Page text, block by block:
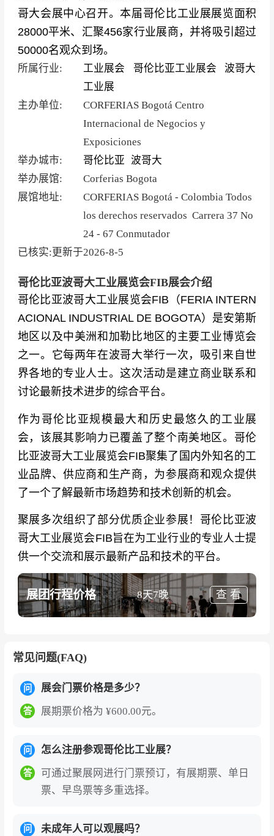
哥大会展中心召开。本届哥伦比工业展展览面积
28000平米、汇聚456家行业展商，并将吸引超过
50000名观众到场。
所属行业: 工业展会 哥伦比亚工业展会
波哥大
工业展
主办单位:
CORFERIAS Bogotá Centro
Internacional de Negocios y
Exposiciones
举办城市:
哥伦比亚
波哥大
举办展馆:
Corferias Bogota
展馆地址:
CORFERIAS Bogotá - Colombia Todos
los derechos reservados Carrera 37 No
24 - 67 Conmutador
已核实:更新于2026-8-5
哥伦比亚波哥大工业展览会FIB展会介绍
哥伦比亚波哥大工业展览会FIB（FERIA INTERN
ACIONAL INDUSTRIAL DE BOGOTA）是安第斯
地区以及中美洲和加勒比地区的主要工业博览会
之一。它每两年在波哥大举行一次，吸引来自世
界各地的专业人士。这次活动是建立商业联系和
讨论最新技术进步的综合平台。
作为哥伦比亚规模最大和历史最悠久的工业展
会，该展其影响力已覆盖了整个南美地区。哥伦
比亚波哥大工业展览会FIB聚集了国内外知名的工
业品牌、供应商和生产商，为参展商和观众提供
了一个了解最新市场趋势和技术创新的机会。
聚展多次组织了部分优质企业参展！哥伦比亚波
哥大工业展览会FIB旨在为工业行业的专业人士提
供一个交流和展示最新产品和技术的平台。
展团行程价格 8天7晚 查 看
常见问题(FAQ)
问 展会门票价格是多少？
答 展期票价格为 ¥600.00元。
问 怎么注册参观哥伦比工业展？
答
可通过聚展网进行门票预订，有展期票、单日
票、早鸟票等多重选择。
问 未成年人可以观展吗？